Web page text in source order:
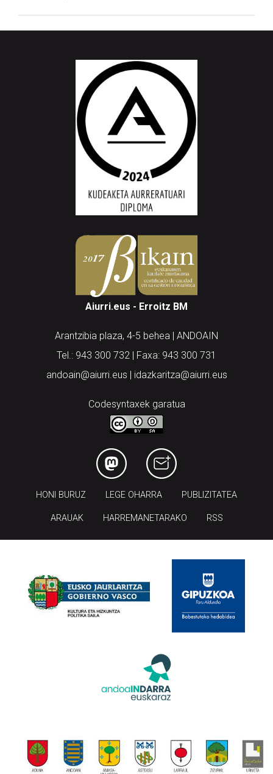
Aiurri.eus - Erroitz BM
Arantzibia plaza, 4-5 behea | ANDOAIN
Tel.: 943 300 732 | Faxa: 943 300 731
andoain@aiurri.eus | idazkaritza@aiurri.eus
Codesyntaxek garatua
HONI BURUZ LEGE OHARRA PUBLIZITATEA
ARAUAK HARREMANETARAKO RSS